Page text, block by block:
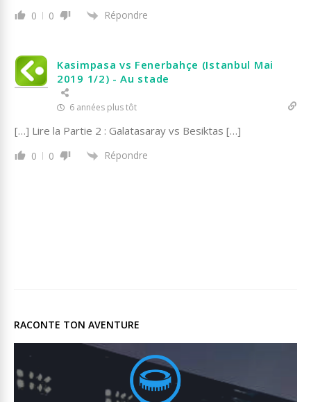
0 0 Répondre
Kasimpasa vs Fenerbahçe (Istanbul Mai
2019 1/2) - Au stade
6 années plus tôt
[…] Lire la Partie 2 : Galatasaray vs Besiktas […]
0 0 Répondre
RACONTE TON AVENTURE